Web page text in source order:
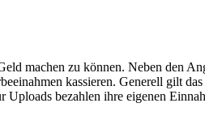
machen zu können. Neben den
kassieren. Generell gilt
bezahlen ihre eigenen